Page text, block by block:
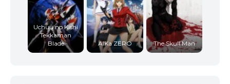
Uchuu no Kishi
Tekkaman
Blade
AIKa ZERO The Skull Man